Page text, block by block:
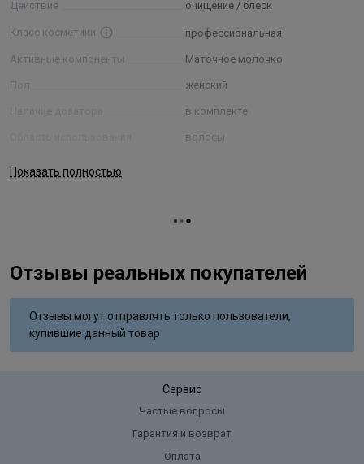
Действие
очищение / блеск
Класс косметики профессиональная
Активные компоненты Маточное молочко
женский
в комплекте
волосы
Показать полностью
Отзывы реальных покупателей
Отзывы могут отправлять только пользователи,
купившие данный товар
Сервис
Частые вопросы
Гарантия и возврат
Оплата